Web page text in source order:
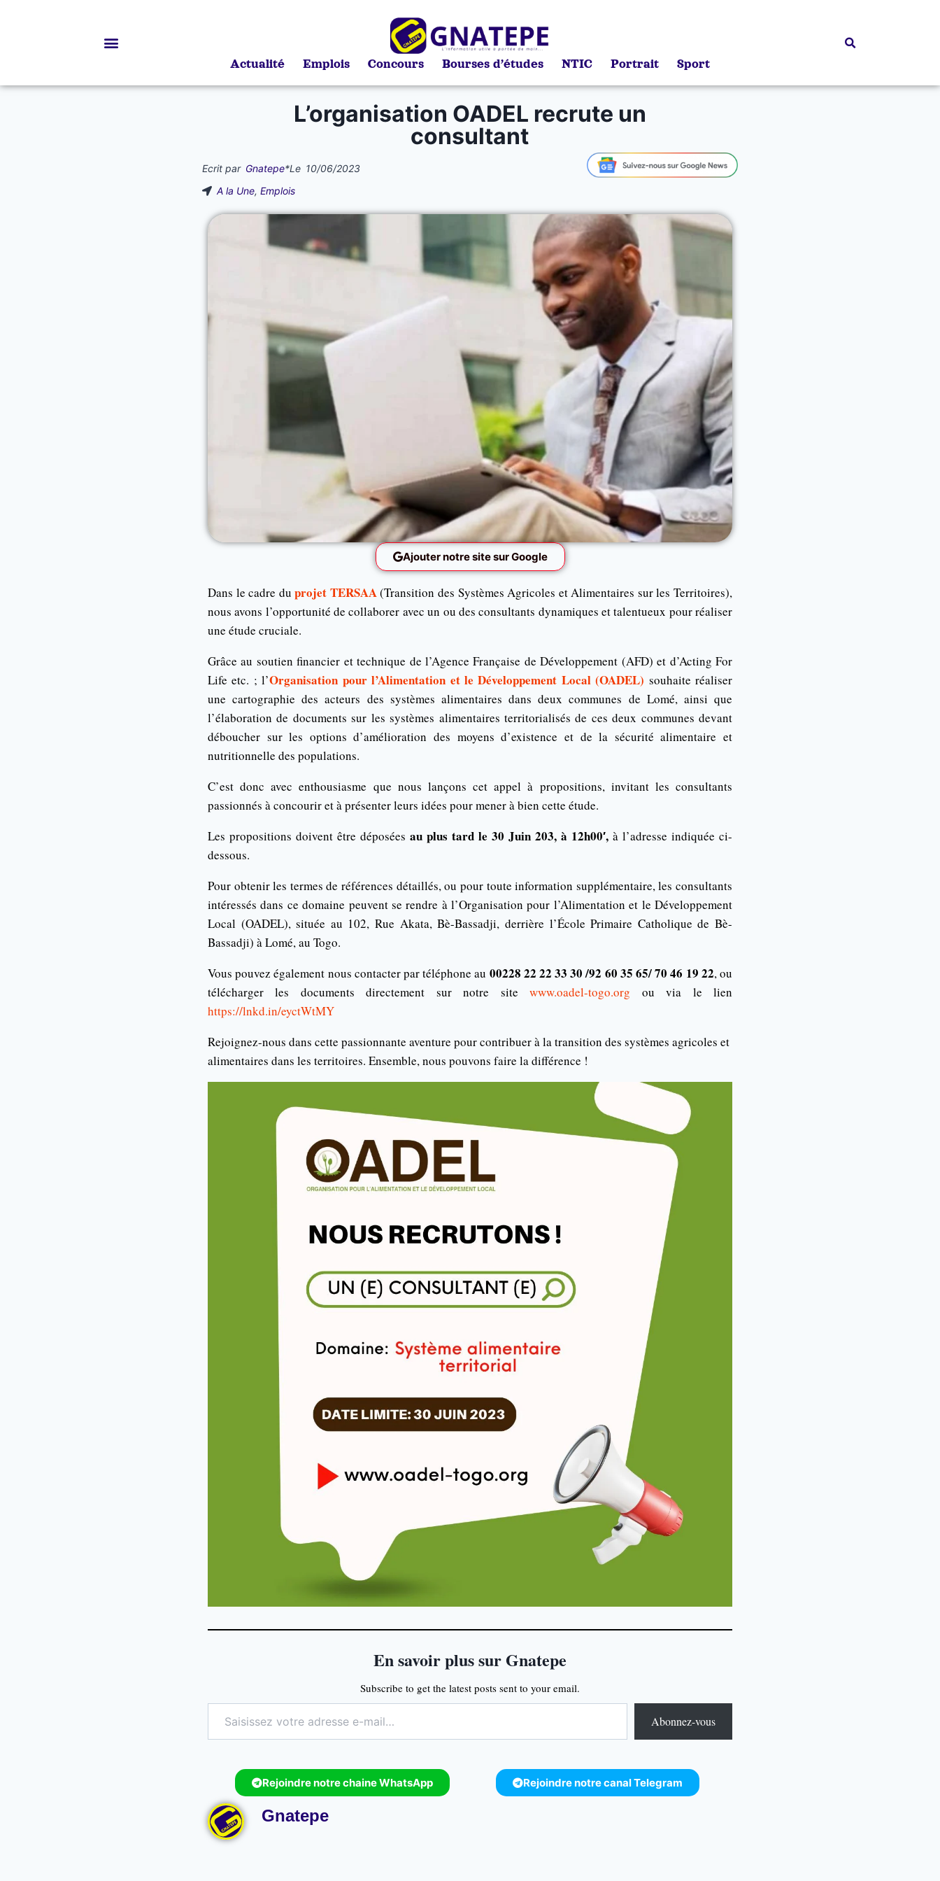
Actualité Emplois Concours Bourses d’études NTIC Portrait Sport
L’organisation OADEL recrute un
consultant
Ecrit par Gnatepe*Le 10/06/2023
A la Une, Emplois
Ajouter notre site sur Google
Dans le cadre duprojet TERSAA(Transition des Systèmes Agricoles et Alimentaires sur les Territoires),
nous avons l’opportunité de collaborer avec un ou des consultants dynamiques et talentueux pour réaliser
une étude cruciale.
Grâce au soutien financier et technique de l’Agence Française de Développement (AFD) et d’Acting For
Life etc. ; l’Organisation pour l’Alimentation et le Développement Local (OADEL) souhaite réaliser
une cartographie des acteurs des systèmes alimentaires dans deux communes de Lomé, ainsi que
l’élaboration de documents sur les systèmes alimentaires territorialisés de ces deux communes devant
déboucher sur les options d’amélioration des moyens d’existence et de la sécurité alimentaire et
nutritionnelle des populations.
C’est donc avec enthousiasme que nous lançons cet appel à propositions, invitant les consultants
passionnés à concourir et à présenter leurs idées pour mener à bien cette étude.
Les propositions doivent être déposées au plus tard le 30 Juin 203, à 12h00′, à l’adresse indiquée ci-
dessous.
Pour obtenir les termes de références détaillés, ou pour toute information supplémentaire, les consultants
intéressés dans ce domaine peuvent se rendre à l’Organisation pour l’Alimentation et le Développement
Local (OADEL), située au 102, Rue Akata, Bè-Bassadji, derrière l’École Primaire Catholique de Bè-
Bassadji) à Lomé, au Togo.
Vous pouvez également nous contacter par téléphone au 00228 22 22 33 30 /92 60 35 65/ 70 46 19 22, ou
télécharger les documents directement sur notre sitewww.oadel-togo.org ou via le lien
https://lnkd.in/eyctWtMY
Rejoignez-nous dans cette passionnante aventure pour contribuer à la transition des systèmes agricoles et
alimentaires dans les territoires. Ensemble, nous pouvons faire la différence !
En savoir plus sur Gnatepe
Subscribe to get the latest posts sent to your email.
Abonnez-vous
Rejoindre notre chaine WhatsApp Rejoindre notre canal Telegram
Gnatepe